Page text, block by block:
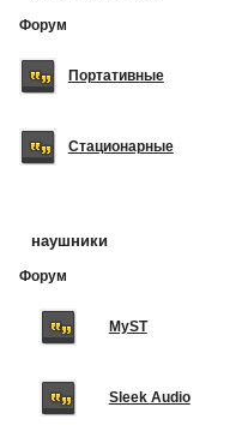
Форум
Портативные
Стационарные
наушники
Форум
MyST
Sleek Audio